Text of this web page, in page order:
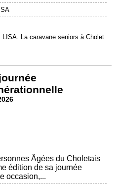
LISA. La caravane seniors à Cholet
Âgées du Choletais
édition de sa journée
occasion,...